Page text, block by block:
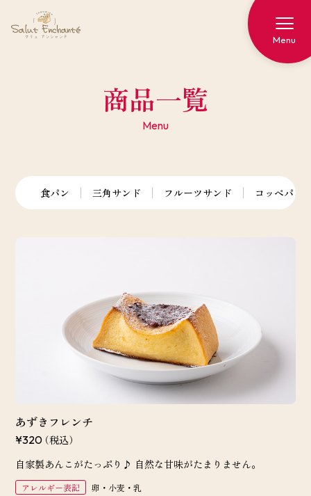
商品一覧
Menu
食パン 三角サンド フルーツサンド コッペパン
あずきフレンチ
¥320（税込）
自家製あんこがたっぷり♪ 自然な甘味がたまりません。
アレルギー表記 卵・小麦・乳